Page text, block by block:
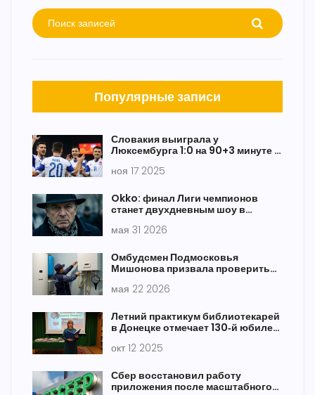
Популярные записи
Словакия выиграла у
Люксембурга 1:0 на 90+3 минуте в
ноя 17 2025
Okko: финал Лиги чемпионов
станет двухдневным шоу в
мая 31 2026
Омбудсмен Подмосковья
Мишонова призвала проверить
мая 22 2026
Летний практикум библиотекарей
в Донецке отмечает 130‑й юбилей
окт 12 2025
Сбер восстановил работу
приложения после масштабного